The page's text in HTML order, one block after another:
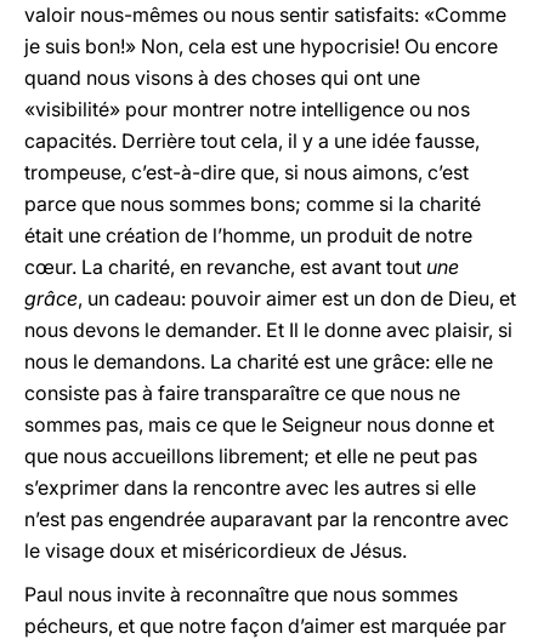
valoir nous-mêmes ou nous sentir satisfaits: «Comme
je suis bon!» Non, cela est une hypocrisie! Ou encore
quand nous visons à des choses qui ont une
«visibilité» pour montrer notre intelligence ou nos
capacités. Derrière tout cela, il y a une idée fausse,
trompeuse, c’est-à-dire que, si nous aimons, c’est
parce que nous sommes bons; comme si la charité
était une création de l’homme, un produit de notre
cœur. La charité, en revanche, est avant tout une
grâce, un cadeau: pouvoir aimer est un don de Dieu, et
nous devons le demander. Et Il le donne avec plaisir, si
nous le demandons. La charité est une grâce: elle ne
consiste pas à faire transparaître ce que nous ne
sommes pas, mais ce que le Seigneur nous donne et
que nous accueillons librement; et elle ne peut pas
s’exprimer dans la rencontre avec les autres si elle
n’est pas engendrée auparavant par la rencontre avec
le visage doux et miséricordieux de Jésus.
Paul nous invite à reconnaître que nous sommes
pécheurs, et que notre façon d’aimer est marquée par